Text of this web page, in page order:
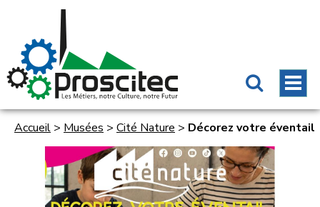
Accueil > Musées > Cité Nature > Décorez votre éventail